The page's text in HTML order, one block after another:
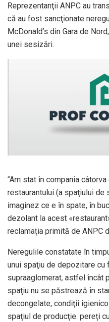
Reprezentanţii ANPC au
că au fost sancţionate
McDonald’s din Gara de
unei sesizări.
“Am stat în compania
restaurantului (a spaţiului de
imaginez ce e în spate, în
dezolant la acest
reclamaţia primită de ANPC
Neregulile constatate în
unui spaţiu de depozitare cu
supraaglomerat, astfel încât
spaţiu nu se păstrează în
decongelate, condiţii
spaţiul de producţie: pereţi